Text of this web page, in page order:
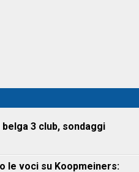
3 club, sondaggi
le voci su Koopmeiners: